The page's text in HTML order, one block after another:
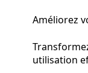
Améliorez
utilisation